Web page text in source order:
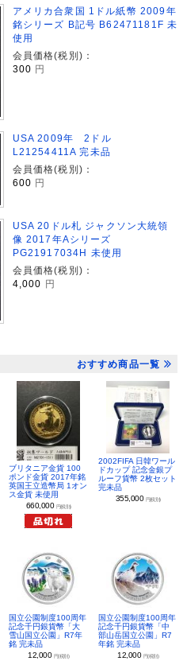
アメリカ合衆国 1ドル紙幣 2009年
銘シリーズ B記号 B62471181F 未
使用
会員価格(税別)：
300 円
USA 2009年 2ドル
L21254411A 完未品
会員価格(税別)：
600 円
USA 20ドル札 ジャクソン大統領
像 2017年Aシリーズ
PG21917034H 未使用
会員価格(税別)：
4,000
円
おすすめ商品一覧
ブリタニア金貨 100
ポンド金貨 2017年銘
英国王立造幣局 1オン
ス金貨 未使用
660,000 円(税別)
2002FIFA 日韓ワール
ドカップ 記念金銀プ
ルーフ貨幣 2枚セット
完未品
355,000 円(税別)
国立公園制度100周年
記念千円銀貨幣「大
雪山国立公園」R7年
銘 完未品
12,000 円(税別)
国立公園制度100周年
記念千円銀貨幣「中
部山岳国立公園」R7
年銘 完未品
12,000 円(税別)